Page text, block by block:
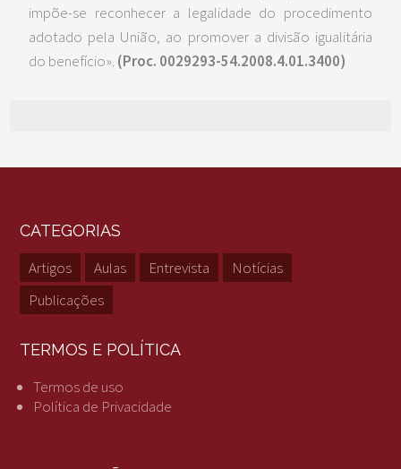
impõe-se reconhecer a legalidade do procedimento
adotado pela União, ao promover a divisão igualitária
do benefício». (Proc. 0029293-54.2008.4.01.3400)
CATEGORIAS
Artigos Aulas Entrevista
Notícias
Publicações
TERMOS E POLÍTICA
Termos de uso
Política de Privacidade